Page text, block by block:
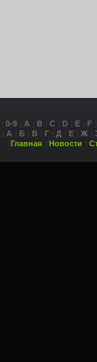
0-9 A B C D E
F
А Б В Г Д Е Ж
Главная
Новости